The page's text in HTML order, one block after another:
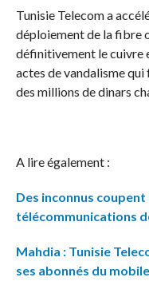
Tunisie Telecom a
déploiement de la fibre
définitivement le cuivre
actes de vandalisme
des millions de dinars
A lire également :
Des inconnus coupent
télécommunications
Mahdia : Tunisie
ses abonnés du mobile